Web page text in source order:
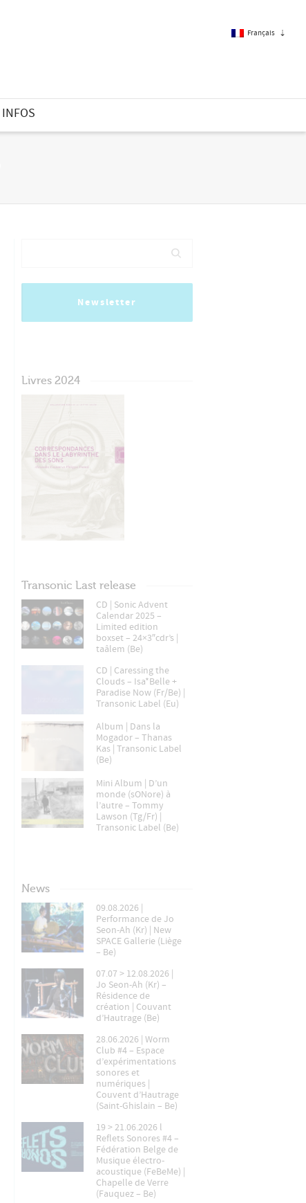
Français
INFOS
Newsletter
Livres 2024
Transonic Last release
CD | Sonic Advent
Calendar 2025 –
Limited edition
boxset – 24×3″cdr’s |
taâlem (Be)
CD | Caressing the
Clouds – Isa*Belle +
Paradise Now (Fr/Be) |
Transonic Label (Eu)
Album | Dans la
Mogador – Thanas
Kas | Transonic Label
(Be)
Mini Album | D’un
monde (sONore) à
l’autre – Tommy
Lawson (Tg/Fr) |
Transonic Label (Be)
News
09.08.2026 |
Performance de Jo
Seon-Ah (Kr) | New
SPACE Gallerie (Liège
– Be)
07.07 > 12.08.2026 |
Jo Seon-Ah (Kr) –
Résidence de
création | Couvant
d’Hautrage (Be)
28.06.2026 | Worm
Club #4 – Espace
d’expérimentations
sonores et
numériques |
Couvent d’Hautrage
(Saint-Ghislain – Be)
19 > 21.06.2026 l
Reflets Sonores #4 –
Fédération Belge de
Musique électro-
acoustique (FeBeMe) |
Chapelle de Verre
(Fauquez – Be)